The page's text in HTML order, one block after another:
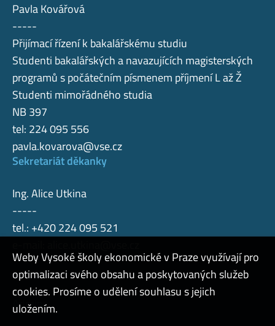
Pavla Kovářová
-----
Přijímací řízení k bakalářskému studiu
Studenti bakalářských a navazujících magisterských
programů s počátečním písmenem příjmení L až Ž
Studenti mimořádného studia
NB 397
tel: 224 095 556
pavla.kovarova@vse.cz
Sekretariát děkanky
Ing. Alice Utkina
-----
tel.: +420 224 095 521
Admin
Weby Vysoké školy ekonomické v Praze využívají pro
optimalizaci svého obsahu a poskytovaných služeb
cookies. Prosíme o udělení souhlasu s jejich
uložením.